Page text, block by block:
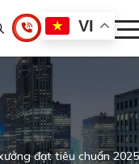
VI
đạt tiêu chuẩn 2025